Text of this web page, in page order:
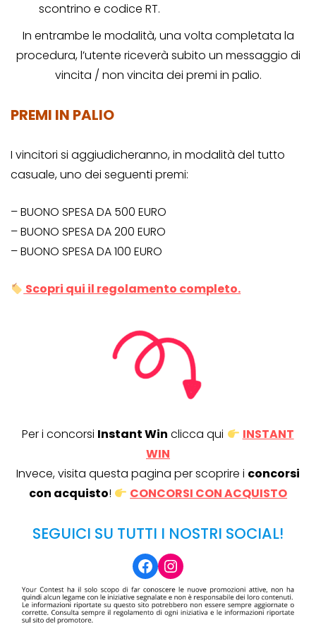
scontrino e codice RT.
In entrambe le modalità, una volta completata la
procedura, l’utente riceverà subito un messaggio di
vincita / non vincita dei premi in palio.
PREMI IN PALIO
I vincitori si aggiudicheranno, in modalità del tutto
casuale, uno dei seguenti premi:
– BUONO SPESA DA 500 EURO
– BUONO SPESA DA 200 EURO
– BUONO SPESA DA 100 EURO
Scopri qui il regolamento completo.
Per i concorsi Instant Win clicca qui
INSTANT
WIN
Invece, visita questa pagina per scoprire i concorsi
con acquisto! CONCORSI CON ACQUISTO
SEGUICI SU TUTTI I NOSTRI SOCIAL!
Facebook
Instagram